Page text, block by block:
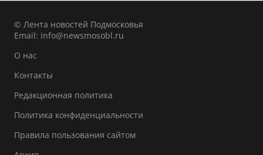
© Лента новостей Подмосковья
Email: info@newsmosobl.ru
О нас
Контакты
Редакционная политика
Политика конфиденциальности
Правила пользования сайтом